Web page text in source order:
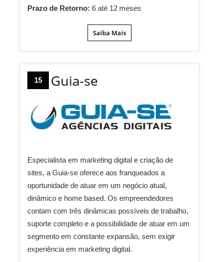
Prazo de Retorno: 6 até 12 meses
Saiba Mais
15 Guia-se
Especialista em marketing digital e criação de
sites, a Guia-se oferece aos franqueados a
oportunidade de atuar em um negócio atual,
dinâmico e home based. Os empreendedores
contam com três dinâmicas possíveis de trabalho,
suporte completo e a possibilidade de atuar em um
segmento em constante expansão, sem exigir
experiência em marketing digital.